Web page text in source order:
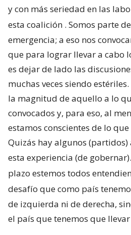
y con más seriedad en las
esta coalición . Somos parte
emergencia; a eso nos
que para lograr llevar a cabo
es dejar de lado las
muchas veces siendo
la magnitud de aquello a lo
convocados y, para eso, al
estamos conscientes de lo
Quizás hay algunos
esta experiencia (de gobernar).
plazo estemos todos
desafío que como país
de izquierda ni de derecha,
el país que tenemos que